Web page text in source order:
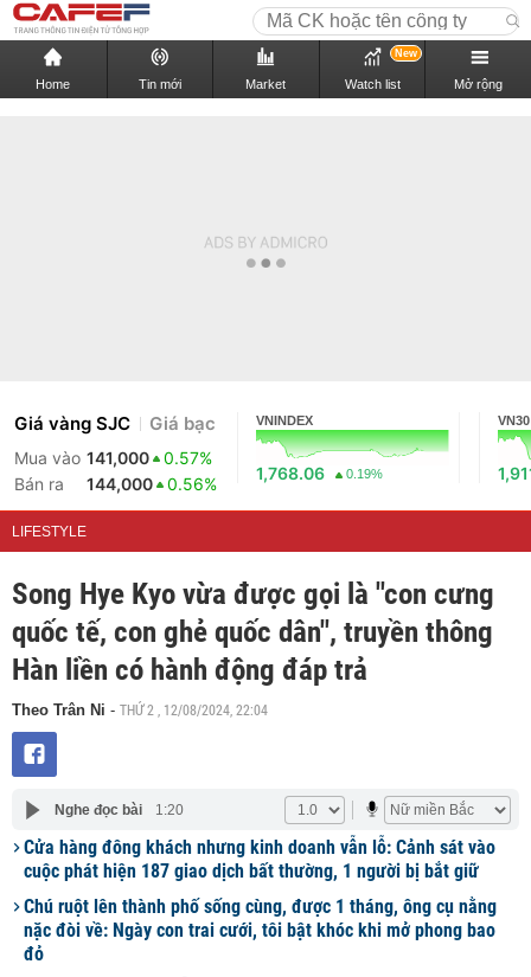
Home Tin mới Market Watch list
New
Mở rộng
Giá vàng SJC Giá bạc
Mua vào 141,000
0.57%
Bán ra
144,000 0.56%
VNINDEX
1,768.06 0.19%
VN30
LIFESTYLE
Song Hye Kyo vừa được gọi là "con cưng
quốc tế, con ghẻ quốc dân", truyền thông
Hàn liền có hành động đáp trả
Theo Trân Ni - THỨ 2 , 12/08/2024, 22:04
Nghe đọc bài 1:20
Cửa hàng đông khách nhưng kinh doanh vẫn lỗ: Cảnh sát vào
cuộc phát hiện 187 giao dịch bất thường, 1 người bị bắt giữ
Chú ruột lên thành phố sống cùng, được 1 tháng, ông cụ nằng
nặc đòi về: Ngày con trai cưới, tôi bật khóc khi mở phong bao
đỏ